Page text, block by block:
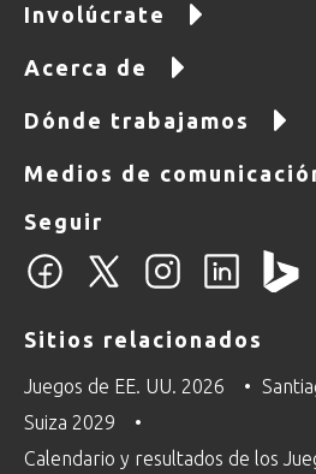
Involúcrate
Acerca de
Dónde trabajamos
Medios de
Seguir
Sitios relacionados
Juegos de EE. UU. 2026
Suiza 2029
Calendario y resultados de los